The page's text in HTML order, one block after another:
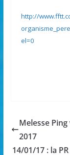
http://
el=0
Melesse
2017
14/01/17 : la